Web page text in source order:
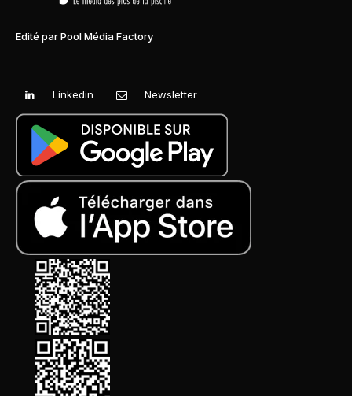
Edité par Pool Média Factory
Linkedin Newsletter